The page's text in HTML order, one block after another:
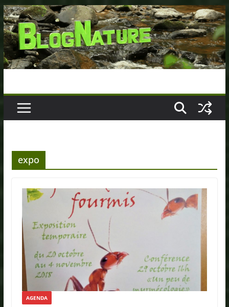
Passer
au
contenu
expo
AGENDA